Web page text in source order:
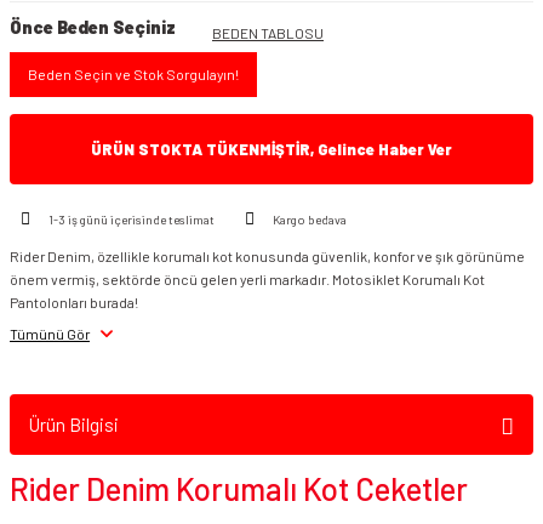
Önce Beden Seçiniz BEDEN TABLOSU
Beden Seçin ve Stok Sorgulayın!
ÜRÜN STOKTA TÜKENMİŞTİR, Gelince Haber Ver
1-3 iş günü içerisinde teslimat Kargo bedava
Rider Denim, özellikle korumalı kot konusunda güvenlik, konfor ve şık görünüme
önem vermiş, sektörde öncü gelen yerli markadır. Motosiklet Korumalı Kot
Pantolonları burada!
Tümünü Gör
Ürün Bilgisi
Rider Denim Korumalı Kot Ceketler